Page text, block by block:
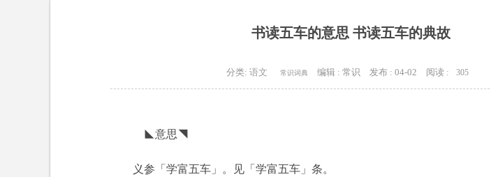
书读五车的意思 书读五车的典故
分类: 语文 常识词典 编辑 : 常识 发布 : 04-02 阅读 : 305
◣意思◥
义参「学富五车」。见「学富五车」条。